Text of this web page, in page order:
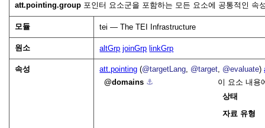
att.pointing.group 포인터 요소군을 포함하는 모든 요소에 공통적인 속
모듈 tei — The TEI Infrastructure
원소 altGrp joinGrp linkGrp
속성 att.pointing (@targetLang, @target, @evaluate)
domains ⚓︎
이 요소 내용
상태
자료 유형